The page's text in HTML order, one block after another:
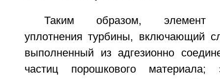
Таким образом, элемент
уплотнения турбины, включающий
выполненный из адгезионно
частиц порошкового материала;